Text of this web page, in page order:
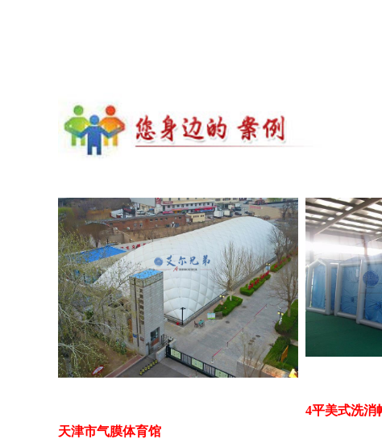
天津市气膜体育馆
4平美式洗消